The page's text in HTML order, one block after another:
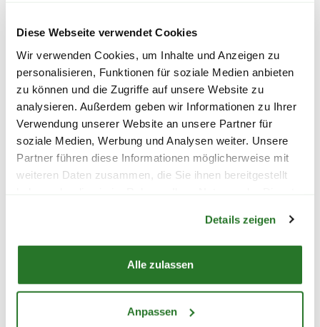
Diese Webseite verwendet Cookies
Wir verwenden Cookies, um Inhalte und Anzeigen zu
personalisieren, Funktionen für soziale Medien anbieten
zu können und die Zugriffe auf unsere Website zu
analysieren. Außerdem geben wir Informationen zu Ihrer
Verwendung unserer Website an unsere Partner für
soziale Medien, Werbung und Analysen weiter. Unsere
Partner führen diese Informationen möglicherweise mit
weiteren Daten zusammen, die Sie ihnen bereitgestellt
Details zeigen
Alle zulassen
Anpassen
FOLGENDE VERSANDKOSTEN
KÖNNEN ENTSTEHEN
PAKETVERSAND
Pin', 45x75 cm, halbrund,
schwarz
14,99
inkl. MwSt.zzgl. Versandkosten
schwarz
14,99
inkl. MwSt.zzgl.
WEITERE PRODUKTE